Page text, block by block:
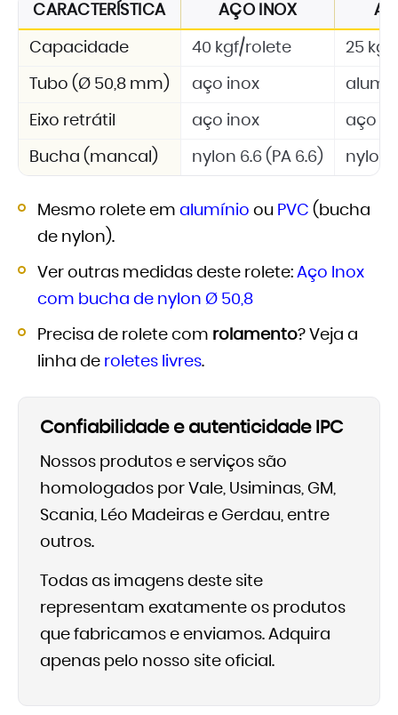
CARACTERÍSTICA AÇO INOX
Capacidade 40 kgf/rolete 25
Tubo (Ø 50,8 mm) aço inox
Eixo retrátil aço inox aço
Bucha (mancal) nylon 6.6 (PA 6.6) nylon
Mesmo rolete em alumínio ou PVC (bucha
de nylon).
Ver outras medidas deste rolete: Aço Inox
com bucha de nylon Ø 50,8
Precisa de rolete com rolamento? Veja a
linha de roletes livres.
Confiabilidade e autenticidade IPC
Nossos produtos e serviços são
homologados por Vale, Usiminas, GM,
Scania, Léo Madeiras e Gerdau, entre
outros.
Todas as imagens deste site
representam exatamente os produtos
que fabricamos e enviamos. Adquira
apenas pelo nosso site oficial.